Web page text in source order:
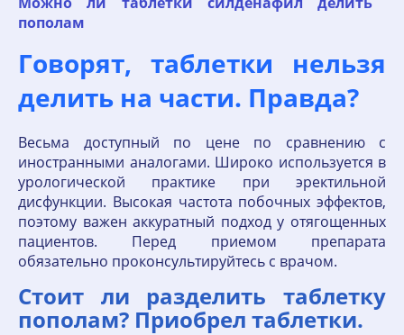
пополам
Говорят, таблетки нельзя
делить на части. Правда?
Весьма доступный по цене по сравнению с
иностранными аналогами. Широко используется в
урологической практике при эректильной
дисфункции. Высокая частота побочных эффектов,
поэтому важен аккуратный подход у отягощенных
пациентов. Перед приемом препарата
обязательно проконсультируйтесь с врачом.
Стоит ли разделить таблетку
пополам? Приобрел таблетки.